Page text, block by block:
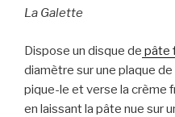
La Galette
Dispose un disque de pâte
diamètre sur une plaque
pique-le et verse la crème
en laissant la pâte nue sur